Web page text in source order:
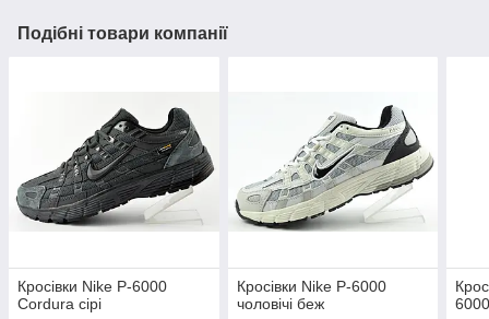
Подібні товари компанії
Кросівки Nike P-6000
Cordura сірі
Кросівки Nike P-6000
чоловічі беж